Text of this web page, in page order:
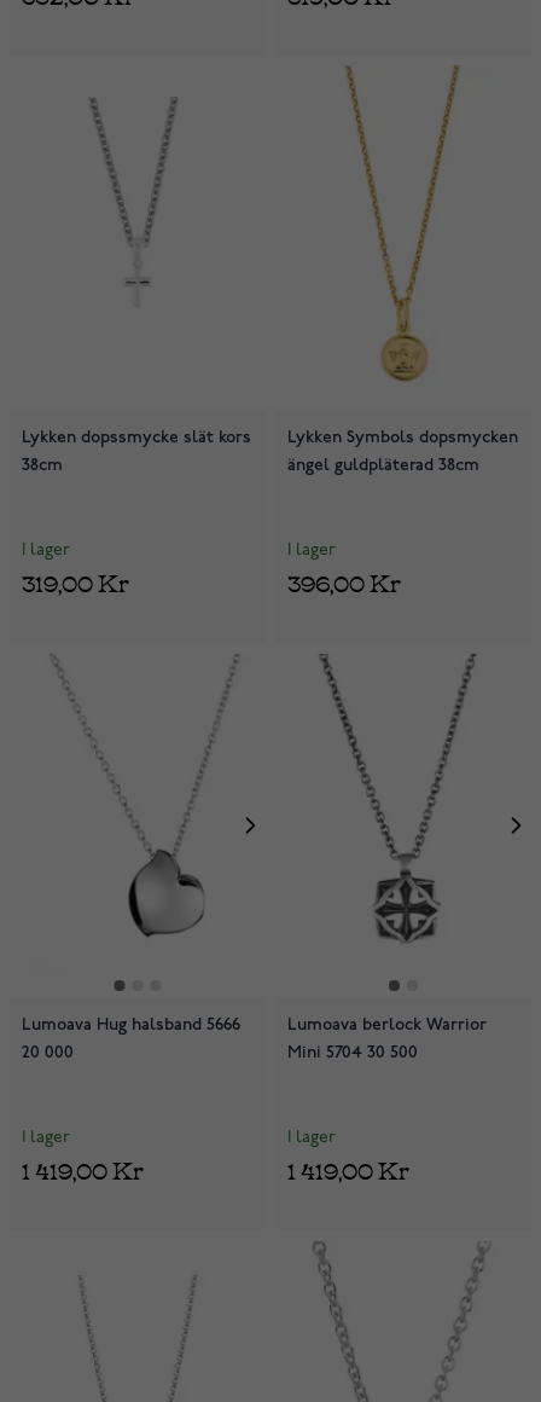
Lykken dopssmycke slät kors
38cm
I lager
319,00 Kr
Lykken Symbols dopsmycken
ängel guldpläterad 38cm
I lager
396,00 Kr
Lumoava Hug halsband 5666
20 000
I lager
1 419,00 Kr
Lumoava berlock Warrior
Mini 5704 30 500
I lager
1 419,00 Kr